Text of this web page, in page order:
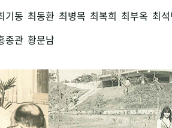
기동 최동환 최병목 최복희 최부옥 최
종관 황문남